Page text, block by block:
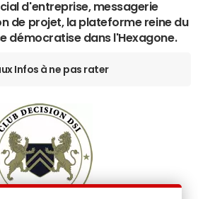
d'entreprise, messagerie
de projet, la plateforme reine du
démocratise dans l'Hexagone.
Infos à ne pas rater